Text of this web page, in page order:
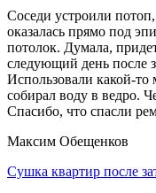
Соседи устроили
оказалась прямо под
потолок. Думала,
следующий день после
Использовали какой-
собирал воду в ведро.
Спасибо, что спасли
Максим Обещенков
Сушка квартир после